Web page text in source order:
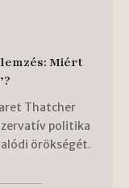
Miért
Thatcher
politika
örökségét.